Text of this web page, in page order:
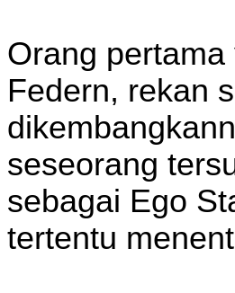
Orang
Federn, rekan
seseorang
sebagai Ego
tertentu